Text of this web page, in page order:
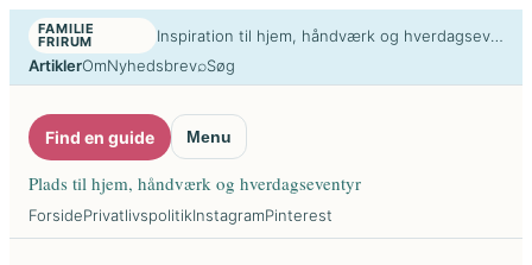
Spring
indhold
FAMILIE
FRIRUM
Inspiration til hjem, håndværk og hverdags­eventyr
ArtiklerOmNyhedsbrev⌕Søg
Find en guide Menu
Plads til hjem, håndværk og hverdags­eventyr
ForsidePrivatlivspolitikInstagramPinterest